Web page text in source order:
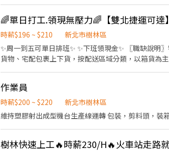
時薪$196 ~ $210
新北市樹林區
✨周一到五可單日排班✨ ✨下班領現金✨ 〖職缺說
貨物、宅配包裹上下貨，按配送區域分類，以箱貨為
小金專員 ☎️0906226333 或加 公司官方 ʟɪɴᴇ 詢問：
速應徵⭐️
作業員
時薪$200 ~ $220
新北市樹林區
維持塑膠射出成型機台生產線運轉 包裝，剪料頭，裝
樹林快速上工🔥時薪230/H🔥火車站走路